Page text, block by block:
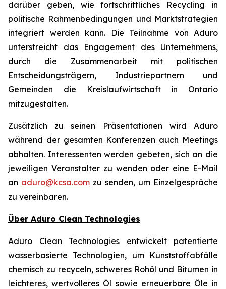
darüber geben, wie fortschrittliches Recycling in
politische Rahmenbedingungen und Marktstrategien
integriert werden kann. Die Teilnahme von Aduro
unterstreicht das Engagement des Unternehmens,
durch die Zusammenarbeit mit politischen
Entscheidungsträgern, Industriepartnern und
Gemeinden die Kreislaufwirtschaft in Ontario
mitzugestalten.
Zusätzlich zu seinen Präsentationen wird Aduro
während der gesamten Konferenzen auch Meetings
abhalten. Interessenten werden gebeten, sich an die
jeweiligen Veranstalter zu wenden oder eine E-Mail
an aduro@kcsa.com zu senden, um Einzelgespräche
zu vereinbaren.
Über Aduro Clean Technologies
Aduro Clean Technologies entwickelt patentierte
wasserbasierte Technologien, um Kunststoffabfälle
chemisch zu recyceln, schweres Rohöl und Bitumen in
leichteres, wertvolleres Öl sowie erneuerbare Öle in